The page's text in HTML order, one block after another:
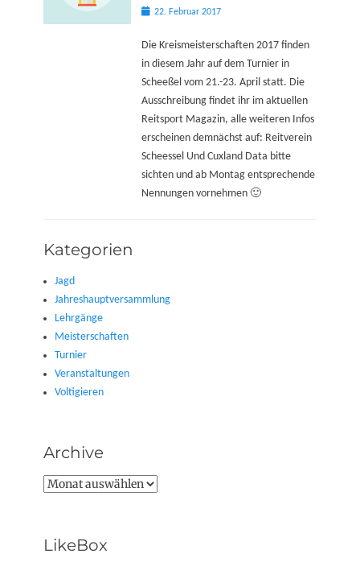
Posted22. Februar 2017
Die Kreismeisterschaften 2017 finden
in diesem Jahr auf dem Turnier in
Scheeßel vom 21.-23. April statt. Die
Ausschreibung findet ihr im aktuellen
Reitsport Magazin, alle weiteren Infos
erscheinen demnächst auf: Reitverein
Scheessel Und Cuxland Data bitte
sichten und ab Montag entsprechende
Nennungen vornehmen 🙂
Kategorien
Jagd
Jahreshauptversammlung
Lehrgänge
Meisterschaften
Turnier
Veranstaltungen
Voltigieren
Archive
Archive
LikeBox